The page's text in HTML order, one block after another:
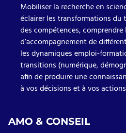
Mobiliser la recherche en
éclairer les transformations du
des compétences, comprendre
d’accompagnement de
les dynamiques emploi-
transitions (numérique,
afin de produire une
à vos décisions et à vos
AMO & CONSEIL